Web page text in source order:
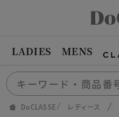
LADIES MENS
DoCLASSE レディース